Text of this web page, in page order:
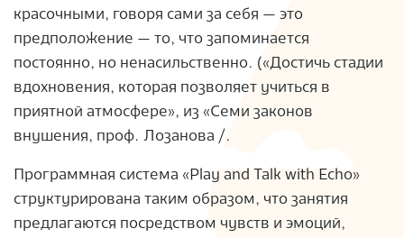
красочными, говоря сами за себя — это
предположение — то, что запоминается
постоянно, но ненасильственно. («Достичь стадии
вдохновения, которая позволяет учиться в
приятной атмосфере», из «Семи законов
внушения, проф. Лозанова /.
Программная система «Play and Talk with Echo»
структурирована таким образом, что занятия
предлагаются посредством чувств и эмоций,